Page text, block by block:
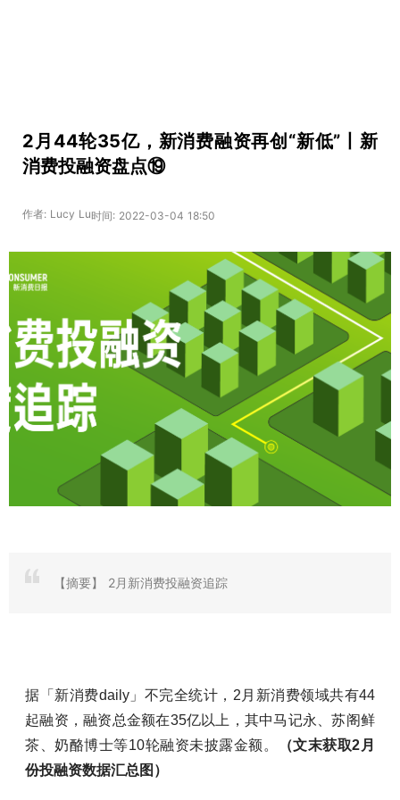
2月44轮35亿，新消费融资再创“新低”丨新
消费投融资盘点⑲
作者: Lucy Lu时间: 2022-03-04 18:50
【摘要】 2月新消费投融资追踪
据「新消费daily」不完全统计，2月新消费领域共有44
起融资，融资总金额在35亿以上，其中马记永、苏阁鲜
茶、奶酪博士等10轮融资未披露金额。
（文末获取2月
份投融资数据汇总图）